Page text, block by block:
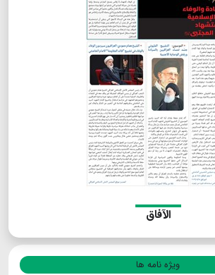
الآفاق
ویژه نامه ها